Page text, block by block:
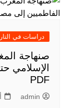
دراسات في
صنهاجة
الإسلامي
PDF
admin